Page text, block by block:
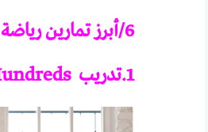
6/أبرز تمارين رياضة البيلاتس:
1.تدريب
Hundreds